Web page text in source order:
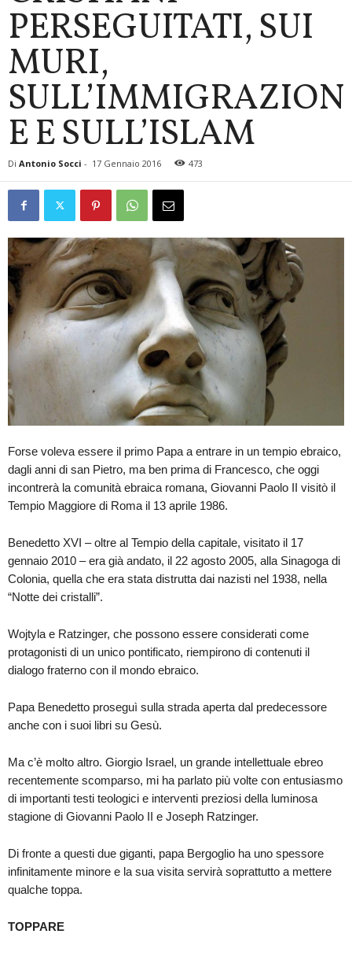
PERSEGUITATI, SUI
MURI,
SULL’IMMIGRAZION
E E SULL’ISLAM
Di Antonio Socci - 17 Gennaio 2016 473
Forse voleva essere il primo Papa a entrare in un tempio ebraico,
dagli anni di san Pietro, ma ben prima di Francesco, che oggi
incontrerà la comunità ebraica romana, Giovanni Paolo II visitò il
Tempio Maggiore di Roma il 13 aprile 1986.
Benedetto XVI – oltre al Tempio della capitale, visitato il 17
gennaio 2010 – era già andato, il 22 agosto 2005, alla Sinagoga di
Colonia, quella che era stata distrutta dai nazisti nel 1938, nella
“Notte dei cristalli”.
Wojtyla e Ratzinger, che possono essere considerati come
protagonisti di un unico pontificato, riempirono di contenuti il
dialogo fraterno con il mondo ebraico.
Papa Benedetto proseguì sulla strada aperta dal predecessore
anche con i suoi libri su Gesù.
Ma c’è molto altro. Giorgio Israel, un grande intellettuale ebreo
recentemente scomparso, mi ha parlato più volte con entusiasmo
di importanti testi teologici e interventi preziosi della luminosa
stagione di Giovanni Paolo II e Joseph Ratzinger.
Di fronte a questi due giganti, papa Bergoglio ha uno spessore
infinitamente minore e la sua visita servirà soprattutto a mettere
qualche toppa.
TOPPARE